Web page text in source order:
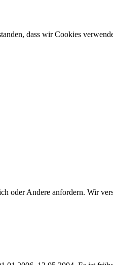
dass wir Cookies
oder Andere anfordern. Wir